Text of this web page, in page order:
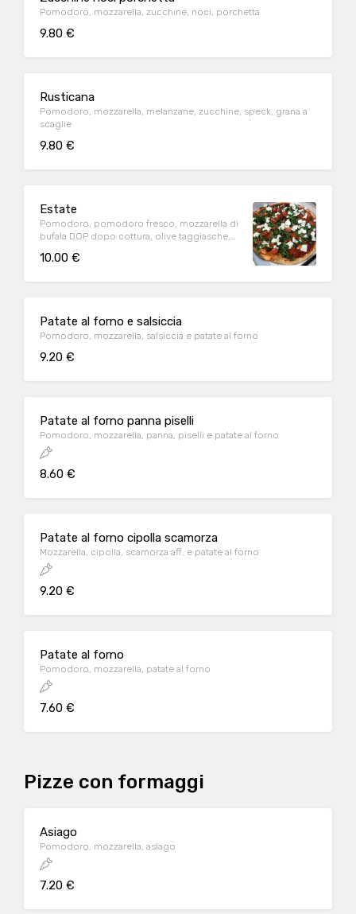
Pomodoro, mozzarella, zucchine, noci, porchetta
9.80 €
Rusticana
Pomodoro, mozzarella, melanzane, zucchine, speck, grana a
scaglie
9.80 €
Estate
Pomodoro, pomodoro fresco, mozzarella di
bufala DOP dopo cottura, olive taggiasche,
10.00 €
Patate al forno e salsiccia
Pomodoro, mozzarella, salsiccia e patate al forno
9.20 €
Patate al forno panna piselli
Pomodoro, mozzarella, panna, piselli e patate al forno
8.60 €
Patate al forno cipolla scamorza
Mozzarella, cipolla, scamorza aff. e patate al forno
9.20 €
Patate al forno
Pomodoro, mozzarella, patate al forno
7.60 €
Pizze con formaggi
Asiago
Pomodoro, mozzarella, asiago
7.20 €